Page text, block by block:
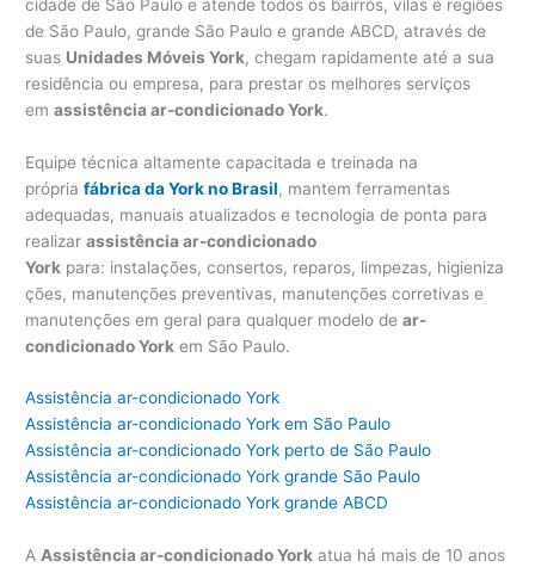
cidade de São Paulo e atende todos os bairros, vilas e regiões
de São Paulo, grande São Paulo e grande ABCD, através de
suas Unidades Móveis York, chegam rapidamente até a sua
residência ou empresa, para prestar os melhores serviços
emassistência ar-condicionado York.
Equipe técnica altamente capacitada e treinada na
própriafábrica da York no Brasil, mantem ferramentas
adequadas, manuais atualizados e tecnologia de ponta para
realizarassistência ar-condicionado
York para: instalações, consertos, reparos, limpezas, higieniza
ções, manutenções preventivas, manutenções corretivas e
manutenções em geral para qualquer modelo dear-
condicionado York em São Paulo.
Assistência ar-condicionado York
Assistência ar-condicionado York em São Paulo
Assistência ar-condicionado York perto de São Paulo
Assistência ar-condicionado York grande São Paulo
Assistência ar-condicionado York grande ABCD
AAssistência ar-condicionado York atua há mais de 10 anos